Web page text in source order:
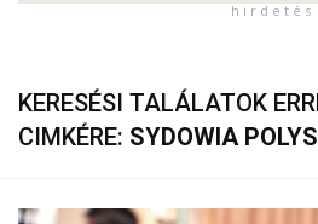
h i r d e t é s
KERESÉSI TALÁLATOK
CIMKÉRE: SYDOWIA